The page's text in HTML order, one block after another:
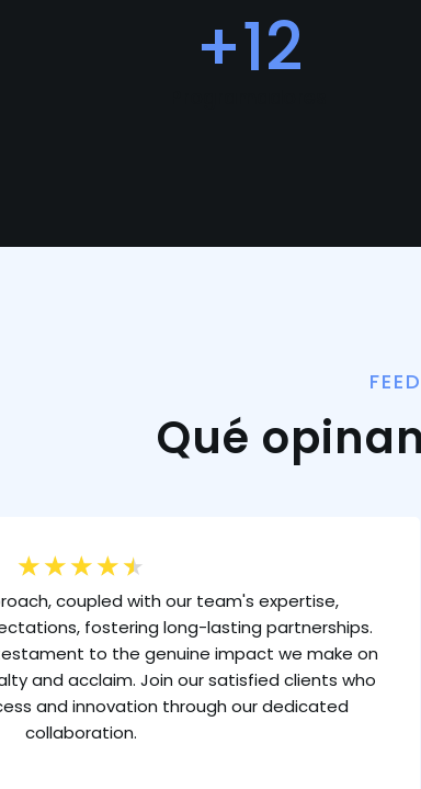
+12
Qué
★ ★ ★ ★ ★
coupled with our team's expertise,
fostering long-lasting partnerships.
to the genuine impact we make on
and acclaim. Join our satisfied clients who
and innovation through our dedicated
collaboration.